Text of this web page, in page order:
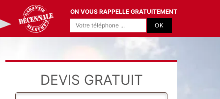
ON VOUS RAPPELLE GRATUITEMENT
DEVIS GRATUIT